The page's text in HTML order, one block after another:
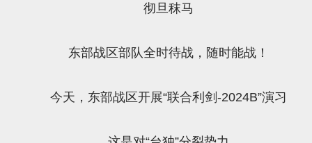
彻旦秣马
东部战区部队全时待战，随时能战！
今天，东部战区开展“联合利剑-2024B”演习